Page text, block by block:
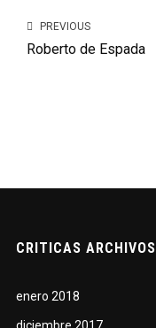
PREVIOUS
Roberto de Espada
CRITICAS ARCHIVOS
enero 2018